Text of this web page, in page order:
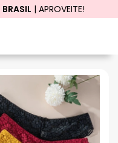
BRASIL | APROVEITE!